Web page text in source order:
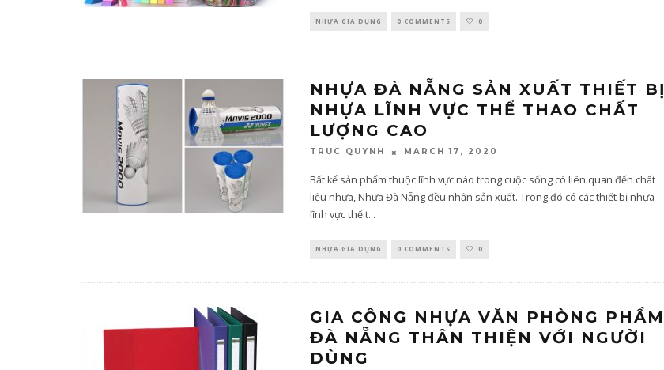
NHỰA GIA DỤNG 0 COMMENTS 0
NHỰA ĐÀ NẴNG SẢN XUẤT THIẾT BỊ
NHỰA LĨNH VỰC THỂ THAO CHẤT
LƯỢNG CAO
TRUC QUYNH MARCH 17, 2020
Bất kể sản phẩm thuộc lĩnh vực nào trong cuộc sống có liên quan đến chất
liệu nhựa, Nhựa Đà Nẵng đều nhận sản xuất. Trong đó có các thiết bị nhựa
lĩnh vực thể t...
NHỰA GIA DỤNG 0 COMMENTS 0
GIA CÔNG NHỰA VĂN PHÒNG PHẨM
ĐÀ NẴNG THÂN THIỆN VỚI NGƯỜI
DÙNG